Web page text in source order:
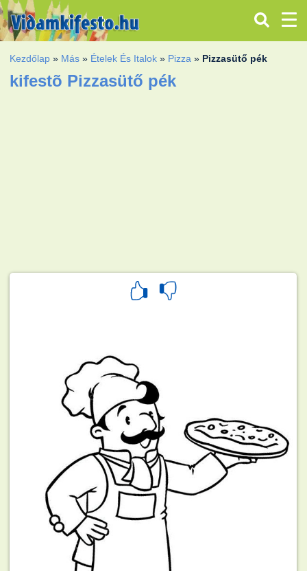
Kezdőlap » Más » Ételek És Italok » Pizza » Pizzasütő pék
kifestõ Pizzasütő pék